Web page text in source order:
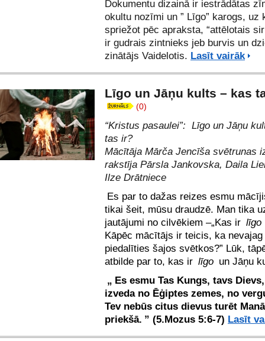
Dokumentu dizainā ir iestrādātas
okultu nozīmi un ” Līgo” karogs, uz
spriežot pēc apraksta, “attēlotais
ir gudrais zintnieks jeb burvis un
zinātājs Vaidelotis. Lasīt vairāk
Līgo un Jāņu kults – kas
(0)
“Kristus pasaulei”: Līgo un Jāņu
tas ir?
Mācītāja Mārča Jencīša svētrunas
rakstīja Pārsla Jankovska, Daila
Ilze Drātniece
Es par to dažas reizes esmu
tikai šeit, mūsu draudzē. Man tika
jautājumi no cilvēkiem –„Kas ir līgo
Kāpēc mācītājs ir teicis, ka nevajag
piedalīties šajos svētkos?” Lūk,
atbilde par to, kas ir līgo un Jāņu
„ Es esmu Tas Kungs, tavs
izveda no Ēģiptes zemes, no
Tev nebūs citus dievus turēt Manā
priekšā. ” (5.Mozus 5:6-7) Lasīt